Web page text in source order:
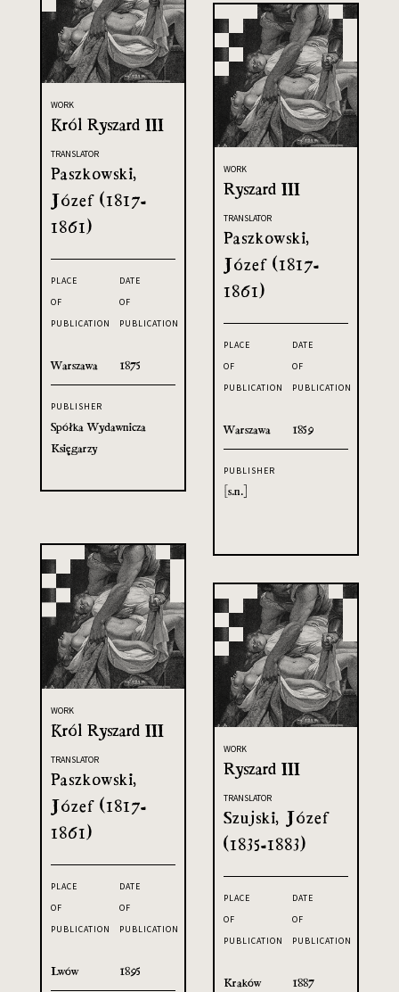
WORK
Król Ryszard III
TRANSLATOR
Paszkowski,
Józef (1817-
1861)
PLACE
OF
PUBLICATION
Warszawa
DATE
OF
PUBLICATION
1875
PUBLISHER
Spółka Wydawnicza
Księgarzy
WORK
Ryszard III
TRANSLATOR
Paszkowski,
Józef (1817-
1861)
PLACE
OF
PUBLICATION
Warszawa
DATE
OF
PUBLICATION
1859
PUBLISHER
[s.n.]
WORK
Król Ryszard III
TRANSLATOR
Paszkowski,
Józef (1817-
1861)
PLACE
OF
PUBLICATION
Lwów
DATE
OF
PUBLICATION
1895
WORK
Ryszard III
TRANSLATOR
Szujski, Józef
(1835-1883)
PLACE
OF
PUBLICATION
Kraków
DATE
OF
PUBLICATION
1887